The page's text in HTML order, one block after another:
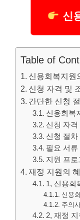
신
Table of
신용회복지원
신청 자격 및
간단한 신청
신용회복
신청 자격
신청 절차
필요 서류
지원 프로
재정 지원의
1, 신용회
신용
주의
2, 재정